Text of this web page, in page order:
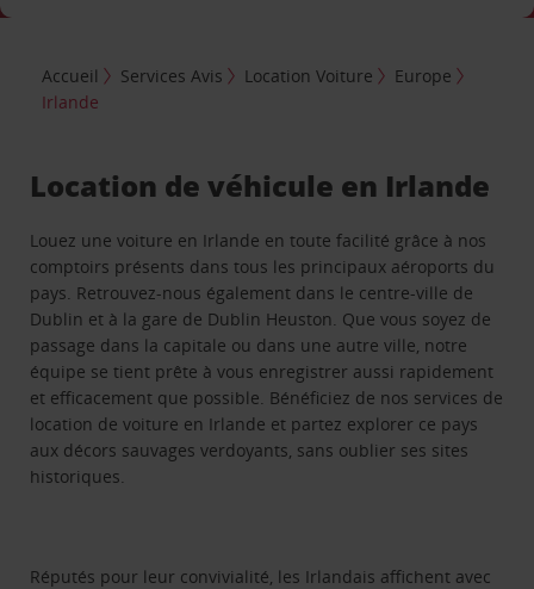
Accueil Services Avis Location Voiture
Europe
Irlande
Location de véhicule en Irlande
Louez une voiture en Irlande en toute facilité grâce à nos
comptoirs présents dans tous les principaux aéroports du
pays. Retrouvez-nous également dans le centre-ville de
Dublin et à la gare de Dublin Heuston. Que vous soyez de
passage dans la capitale ou dans une autre ville, notre
équipe se tient prête à vous enregistrer aussi rapidement
et efficacement que possible. Bénéficiez de nos services de
location de voiture en Irlande et partez explorer ce pays
aux décors sauvages verdoyants, sans oublier ses sites
historiques.
Réputés pour leur convivialité, les Irlandais affichent avec